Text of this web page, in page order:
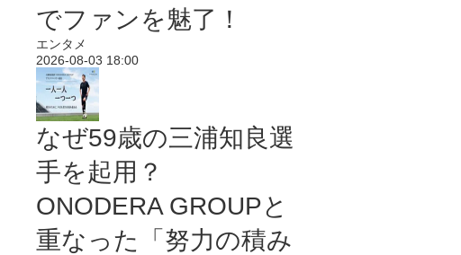
でファンを魅了！
エンタメ
2026-08-03 18:00
なぜ59歳の三浦知良選
手を起用？
ONODERA GROUPと
重なった「努力の積み